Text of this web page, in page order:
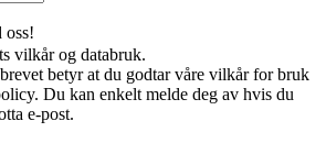
oss!
vilkår og databruk.
betyr at du godtar våre vilkår for bruk
Du kan enkelt melde deg av hvis du
e-post.